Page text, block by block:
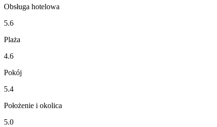
Obsługa hotelowa
5.6
Plaża
4.6
Pokój
5.4
Położenie i okolica
5.0